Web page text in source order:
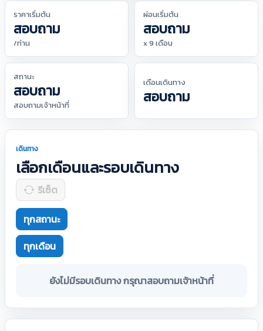
ราคาเริ่มต้น
สอบถาม
/ท่าน
ผ่อนเริ่มต้น
สอบถาม
x 9 เดือน
สถานะ
สอบถาม
สอบถามเจ้าหน้าที่
เดือนเดินทาง
สอบถาม
เดินทาง
เลือกเดือนและรอบเดินทาง
รีเซ็ต
ทุกสถานะ
ทุกเดือน
ยังไม่มีรอบเดินทาง กรุณาสอบถามเจ้าหน้าที่